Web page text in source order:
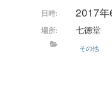
日時: 2017
場所: 七徳堂
その他